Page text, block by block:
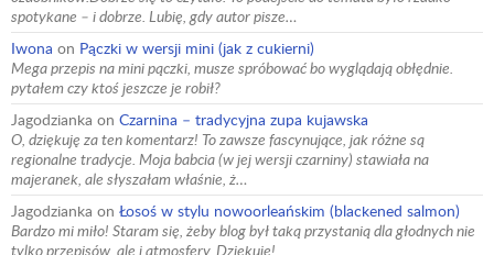
spotykane – i dobrze. Lubię, gdy autor pisze…
Iwona on Pączki w wersji mini (jak z cukierni)
Mega przepis na mini pączki, musze spróbować bo wyglądają obłędnie.
pytałem czy ktoś jeszcze je robił?
Jagodzianka on Czarnina – tradycyjna zupa kujawska
O, dziękuję za ten komentarz! To zawsze fascynujące, jak różne są
regionalne tradycje. Moja babcia (w jej wersji czarniny) stawiała na
majeranek, ale słyszałam właśnie, ż…
Jagodzianka on Łosoś w stylu nowoorleańskim (blackened salmon)
Bardzo mi miło! Staram się, żeby blog był taką przystanią dla głodnych nie
tylko przepisów, ale i atmosfery. Dziękuję!